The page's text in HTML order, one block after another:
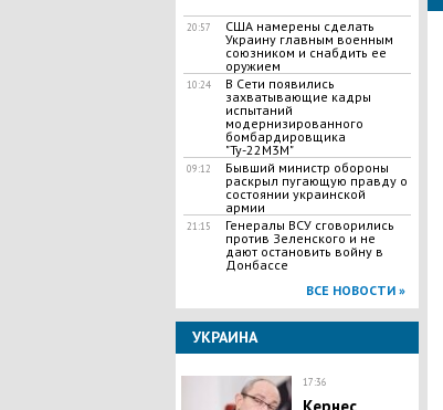
20:57
США намерены сделать
Украину главным военным
союзником и снабдить ее
оружием
10:24
В Сети появились
захватывающие кадры
испытаний
модернизированного
бомбардировщика
"Ту-22М3М"
09:12
Бывший министр обороны
раскрыл пугающую правду о
состоянии украинской
армии
21:15
Генералы ВСУ сговорились
против Зеленского и не
дают остановить войну в
Донбассе
ВСЕ НОВОСТИ »
УКРАИНА
17:36